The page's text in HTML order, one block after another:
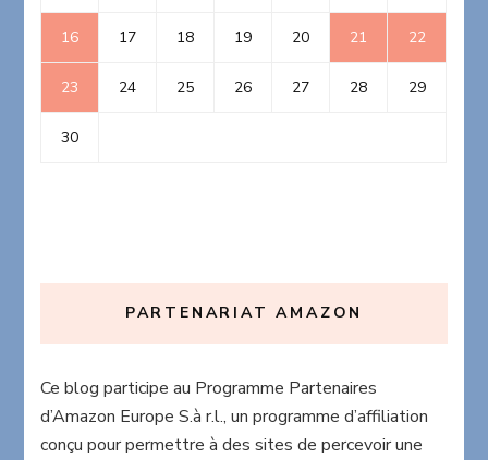
16 17 18 19 20 21 22
23 24 25 26 27 28 29
30
PARTENARIAT AMAZON
Ce blog participe au Programme Partenaires
d’Amazon Europe S.à r.l., un programme d’affiliation
conçu pour permettre à des sites de percevoir une